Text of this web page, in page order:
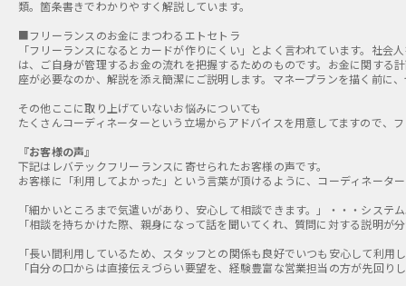
類。箇条書きでわかりやすく解説しています。
■フリーランスのお金にまつわるエトセトラ
「フリーランスになるとカードが作りにくい」とよく言われています。社
は、ご自身が管理するお金の流れを把握するためのものです。お金に関する
座が必要なのか、解説を添え簡潔にご説明します。マネープランを描く前に
その他ここに取り上げていないお悩みについても
たくさんコーディネーターという立場からアドバイスを用意してますので、
『お客様の声』
下記はレバテックフリーランスに寄せられたお客様の声です。
お客様に「利用してよかった」という言葉が頂けるように、コーディネータ
「細かいところまで気遣いがあり、安心して相談できます。」・・・システ
「相談を持ちかけた際、親身になって話を聞いてくれ、質問に対する説明
「長い間利用しているため、スタッフとの関係も良好でいつも安心して利用
「自分の口からは直接伝えづらい要望を、経験豊富な営業担当の方が先回